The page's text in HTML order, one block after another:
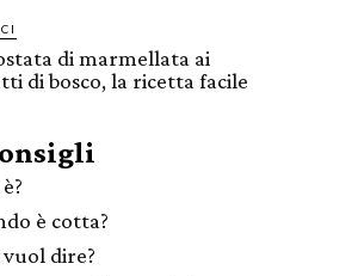
di marmellata ai
di bosco, la ricetta facile
è cotta?
dire?